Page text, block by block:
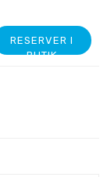
RESERVER I
BUTIK